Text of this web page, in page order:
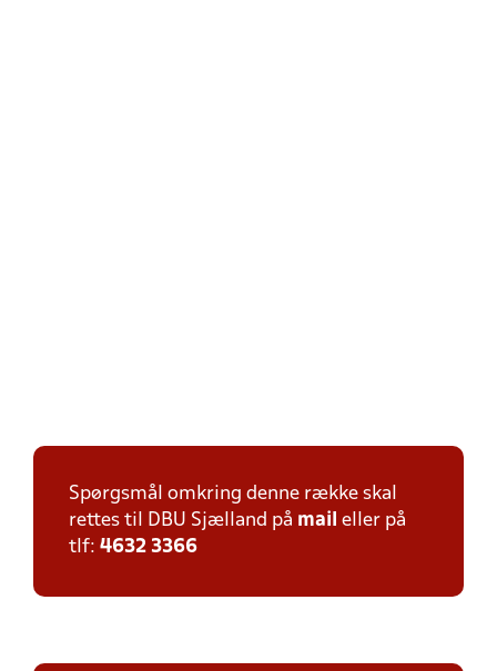
Spørgsmål omkring denne række skal
rettes til DBU Sjælland på mail eller på
tlf: 4632 3366